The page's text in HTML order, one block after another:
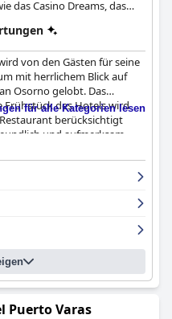
das Casino Dreams, das
von den Gästen für seine
mit herrlichem Blick auf
Osorno gelobt. Das
Frühstück des Hotels wird
berücksichtigt
und aufmerksam,
Service. Die Zimmer
auch wenn die
sein kann. Das Spa erhält
werden als
bieten den Gästen einen
Gäste der Meinung waren,
5-Sterne-Bewertung
von den Gästen für
Personal, die
Frühstück und das Spa-
für alle Kategorien lesen
Puerto Varas